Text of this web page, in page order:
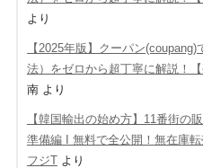
より
【2025年版】クーパン
法）をゼロから超丁寧に解説！【
南より
【韓国輸出の始め方】11番街
準備編 Ι 無料で全公開！無在庫
フジTより